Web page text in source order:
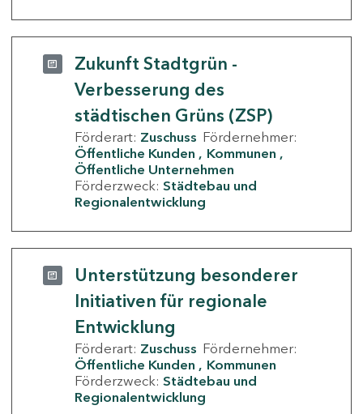
Zukunft Stadtgrün -
Verbesserung des
städtischen Grüns (ZSP)
Förderart: Zuschuss Fördernehmer:
Öffentliche Kunden
Kommunen
Öffentliche Unternehmen
Förderzweck: Städtebau und
Regionalentwicklung
Unterstützung besonderer
Initiativen für regionale
Entwicklung
Förderart: Zuschuss Fördernehmer:
Öffentliche Kunden
Kommunen
Förderzweck: Städtebau und
Regionalentwicklung